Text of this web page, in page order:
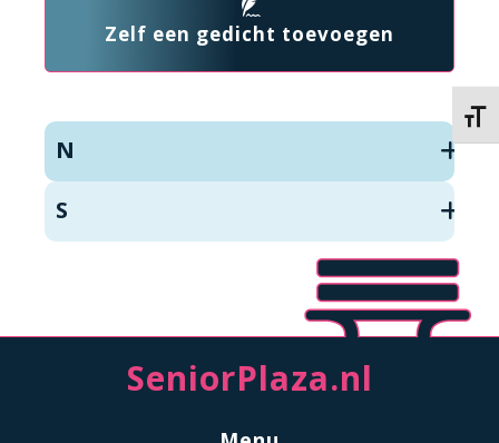
Zelf een gedicht toevoegen
N
S
SeniorPlaza.nl